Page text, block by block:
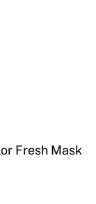
Fresh Mask